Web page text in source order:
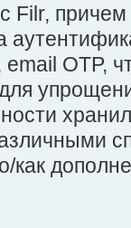
Filr,
email OTP,
как